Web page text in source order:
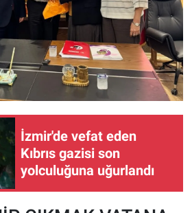
İzmir'de vefat eden
Kıbrıs gazisi son
yolculuğuna uğurlandı